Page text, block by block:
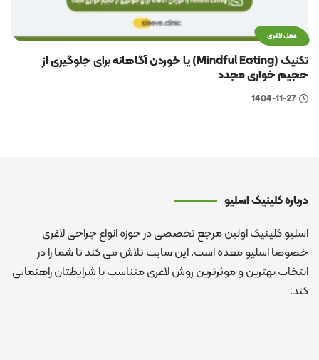
عمل لاغری
تکنیک (Mindful Eating) یا خوردن آگاهانه برای جلوگیری از
حجیم خواری مجدد
1404-11-27
درباره کلینیک اسلیو
اسلیو کلینیک اولین مرجع تخصصی در حوزه انواع جراحی لاغری
خصوصا اسلیو معده است. این سایت تلاش می کند تا شما را در
انتخاب بهترین و موثرترین روش لاغری متناسب با شرایطتان راهنمایی
کند.